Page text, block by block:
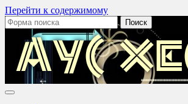
Перейти к содержимому
Поиск:
Аус